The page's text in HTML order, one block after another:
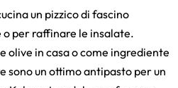
un pizzico di fascino
o per raffinare le insalate.
olive in casa o come ingrediente
sono un ottimo antipasto per un